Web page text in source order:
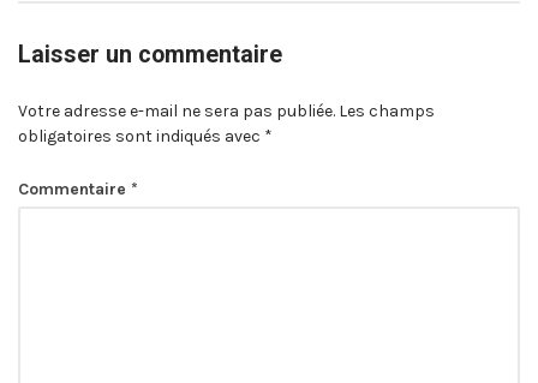
Laisser un commentaire
Votre adresse e-mail ne sera pas publiée. Les champs
obligatoires sont indiqués avec *
Commentaire *